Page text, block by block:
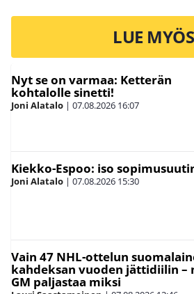
LUE
Nyt se on varmaa: Ketterän
kohtalolle sinetti!
Joni Alatalo | 07.08.2026 16:07
Kiekko-Espoo: iso
Joni Alatalo | 07.08.2026 15:30
Vain 47 NHL-ottelun
kahdeksan vuoden jättidiilin –
GM paljastaa miksi